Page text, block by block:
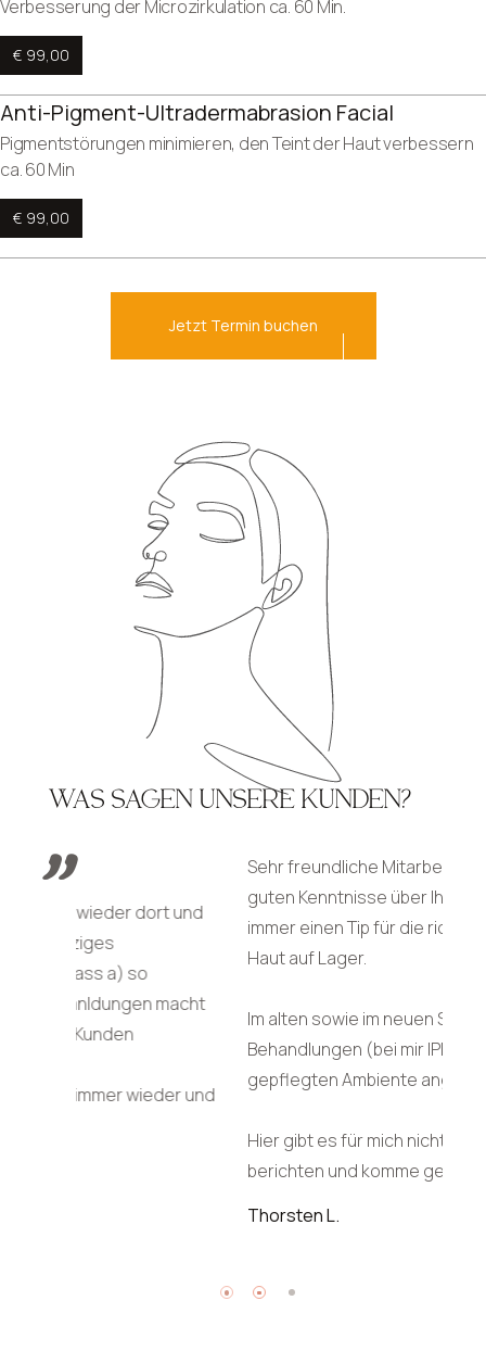
Verbesserung der Microzirkulation ca. 60 Min.
€ 99,00
Anti-Pigment-Ultradermabrasion Facial
Pigmentstörungen minimieren, den Teint der Haut verbessern
ca. 60 Min
€ 99,00
Jetzt Termin buchen
WAS SAGEN UNSERE KUNDEN?
Sehr freundliche Mitarbeiter mit sehr
guten Kenntnisse über Ihrer Arbeit und
immer einen Tip für die richtige Pflege der
Haut auf Lager.
Im alten sowie im neuen Studio werden die
Behandlungen (bei mir IPL) in einen sehr
gepflegten Ambiente angeboten.
Hier gibt es für mich nichts negatives zu
berichten und komme gerne wieder.